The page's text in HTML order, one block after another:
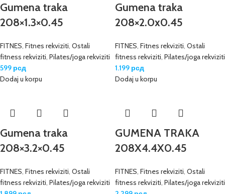
Gumena traka
208×1.3×0.45
FITNES, Fitnes rekviziti, Ostali
fitness rekviziti, Pilates/joga rekviziti
599 рсд
Dodaj u korpu
Gumena traka
208×2.0x0.45
FITNES, Fitnes rekviziti, Ostali
fitness rekviziti, Pilates/joga rekviziti
1.199 рсд
Dodaj u korpu
Gumena traka
208×3.2×0.45
FITNES, Fitnes rekviziti, Ostali
fitness rekviziti, Pilates/joga rekviziti
GUMENA TRAKA
208X4.4X0.45
FITNES, Fitnes rekviziti, Ostali
fitness rekviziti, Pilates/joga rekviziti